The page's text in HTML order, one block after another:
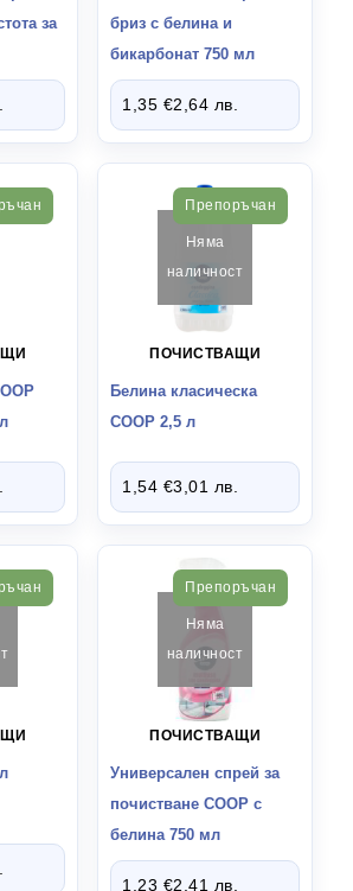
за
бриз с белина и
бикарбонат 750 мл
1,35 €2,64 лв.
Препоръчан
Няма
наличност
ПОЧИСТВАЩИ
Белина класическа
COOP 2,5 л
1,54 €3,01 лв.
Препоръчан
Няма
наличност
ПОЧИСТВАЩИ
Универсален спрей за
почистване СООР с
белина 750 мл
1,23 €2,41 лв.